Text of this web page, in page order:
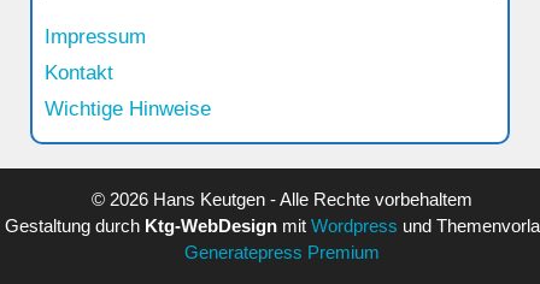
Impressum
Kontakt
Wichtige Hinweise
© 2026 Hans Keutgen - Alle Rechte vorbehaltem
Gestaltung durch Ktg-WebDesign mit Wordpress und
Generatepress Premium